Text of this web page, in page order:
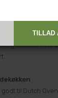
de slukkes
stables, hvis
til Dutch